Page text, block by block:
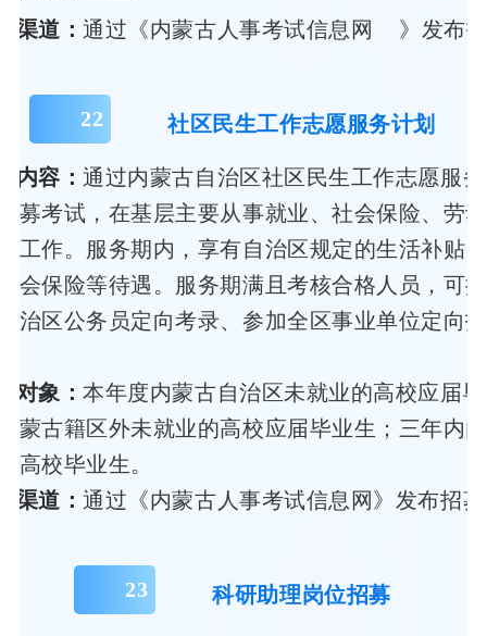
渠道：通过《内蒙古人事考试信息网 》发布
22 社区民生工作志愿服务计划
内容：通过内蒙古自治区社区民生工作志愿服
募考试，在基层主要从事就业、社会保险、劳
工作。服务期内，享有自治区规定的生活补贴
会保险等待遇。服务期满且考核合格人员，可
治区公务员定向考录、参加全区事业单位定向
对象：本年度内蒙古自治区未就业的高校应届
蒙古籍区外未就业的高校应届毕业生；三年内
高校毕业生。
渠道：通过《内蒙古人事考试信息网》发布招
23 科研助理岗位招募